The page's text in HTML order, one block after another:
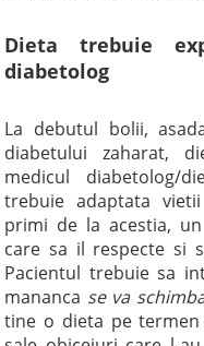
Dieta trebuie
diabetolog
La debutul bolii,
diabetului zaharat,
medicul diabetolog/
trebuie adaptata
primi de la acestia,
care sa il respecte si
Pacientul trebuie sa
mananca se va
tine o dieta pe